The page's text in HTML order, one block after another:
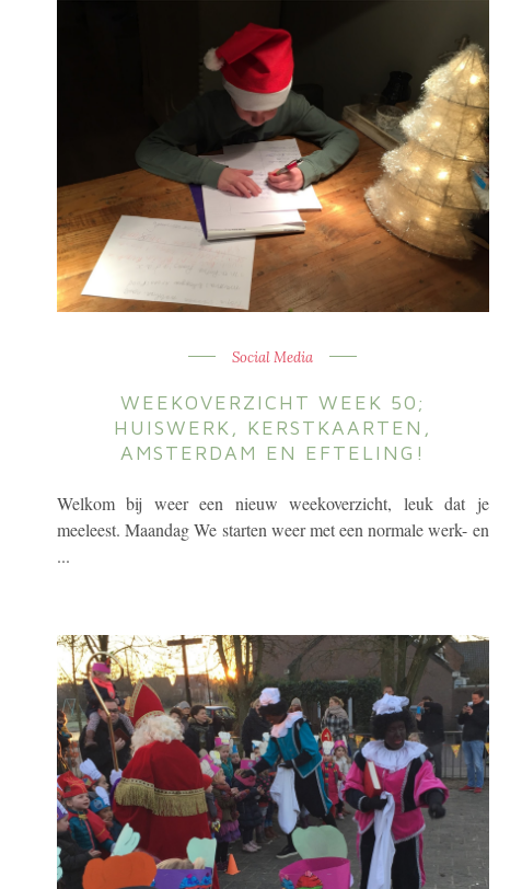
Social Media
WEEKOVERZICHT WEEK 50;
HUISWERK, KERSTKAARTEN,
AMSTERDAM EN EFTELING!
Welkom bij weer een nieuw weekoverzicht, leuk dat je
meeleest. Maandag We starten weer met een normale werk- en
...